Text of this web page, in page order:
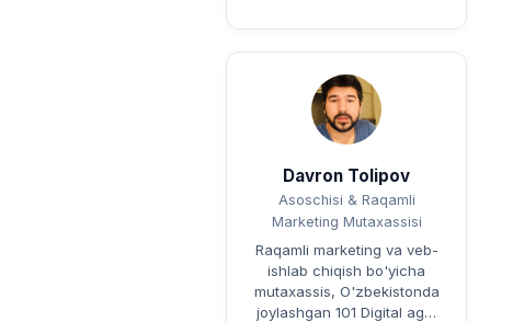
Qo'llanma
Davron Tolipov
Asoschisi & Raqamli
Marketing Mutaxassisi
Raqamli marketing va veb-
ishlab chiqish bo'yicha
mutaxassis, O'zbekistonda
joylashgan 101 Digital ag…